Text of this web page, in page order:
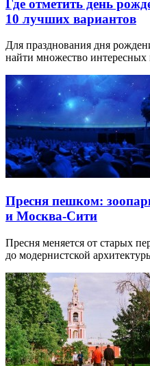
Где отметить день
10 лучших вариантов
Для празднования дня
найти множество
Пресня пешком:
и Москва-Сити
Пресня меняется от старых
до модернистской